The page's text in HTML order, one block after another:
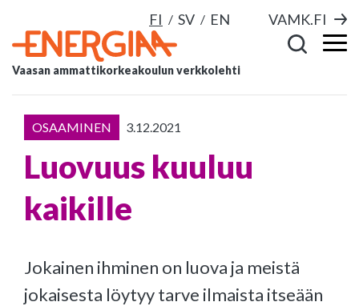
FI SV EN VAMK.FI
Vaasan ammattikorkeakoulun verkkolehti
OSAAMINEN 3.12.2021
Luovuus kuuluu
kaikille
Jokainen ihminen on luova ja meistä
jokaisesta löytyy tarve ilmaista itseään